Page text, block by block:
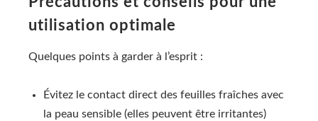
utilisation optimale
Quelques points à garder à l’esprit :
Évitez le contact direct des feuilles fraîches avec
la peau sensible (elles peuvent être irritantes)